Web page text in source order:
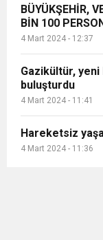
BÜYÜKŞEHİR,
BİN 100
4 Mart 2024 - 12:37
Gazikültür,
buluşturdu
4 Mart 2024 - 11:41
Hareketsiz
4 Mart 2024 - 11:36